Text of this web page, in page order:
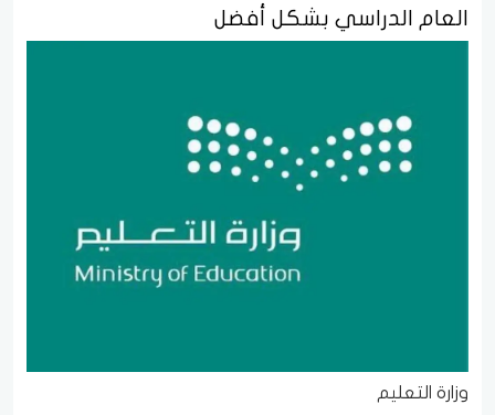
العام الدراسي بشكل أفضل
وزارة التعليم